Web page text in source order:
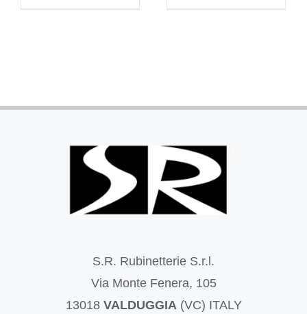
S.R. Rubinetterie S.r.l.
Via Monte Fenera, 105
13018 VALDUGGIA (VC) ITALY